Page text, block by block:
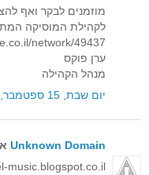
מוזמנים לבקר ואף
לקהילת המוסיקה
network/49437
ערן פוקס
מנהל הקהילה
יום שבת, 15 ספטמבר, 2012
Unknown Domain
music.blogspot.co.il